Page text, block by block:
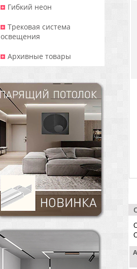
Гибкий неон
Трековая система
освещения
Архивные товары